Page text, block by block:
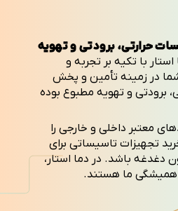
حرارتی، برودتی و تهویه
دما استار با تکیه بر تجربه و
در زمینه تأمین و پخش
برودتی و تهویه مطبوع بوده
معتبر داخلی و خارجی را
تجهیزات تاسیساتی برای
دغدغه باشد. در دما استار،
همیشگی ما هستند.